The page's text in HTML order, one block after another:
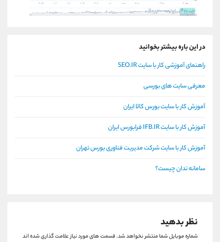
در این باره بیشتر بخوانید
راهنمای آموزشی کار با سایت SEO.IR
معرفی سایت های بورسی
آموزش کار با سایت بورس کالا ایران
آموزش کار با سایت IFB.IR فرابورس ایران
آموزش کار با سایت شرکت مدیریت فناوری بورس تهران
سامانه تدان چیست؟
نظر بدهید
شماره موبایل شما منتشر نخواهد شد.قسمت های مورد نیاز علامت گذاری شده اند